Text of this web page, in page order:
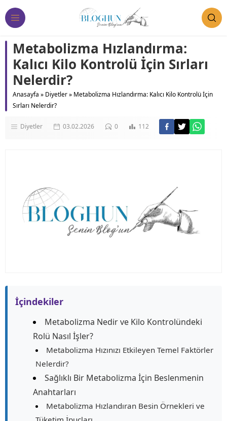
Metabolizma Hızlandırma:
Kalıcı Kilo Kontrolü İçin Sırları
Nelerdir?
Anasayfa » Diyetler» Metabolizma Hızlandırma: Kalıcı Kilo Kontrolü İçin
Sırları Nelerdir?
Diyetler 03.02.2026 0 112
İçindekiler
Metabolizma Nedir ve Kilo Kontrolündeki
Rolü Nasıl İşler?
Metabolizma Hızınızı Etkileyen Temel Faktörler
Nelerdir?
Sağlıklı Bir Metabolizma İçin Beslenmenin
Anahtarları
Metabolizma Hızlandıran Besin Örnekleri ve